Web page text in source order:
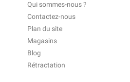
Qui sommes-nous ?
Contactez-nous
Plan du site
Magasins
Blog
Rétractation